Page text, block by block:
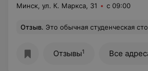
Минск, ул. К. Маркса, 31 с 09:00
Отзыв. Это обычная студенческая столовая. Официантов нет. Где нашлась итальянская и
Отзывы1 Все